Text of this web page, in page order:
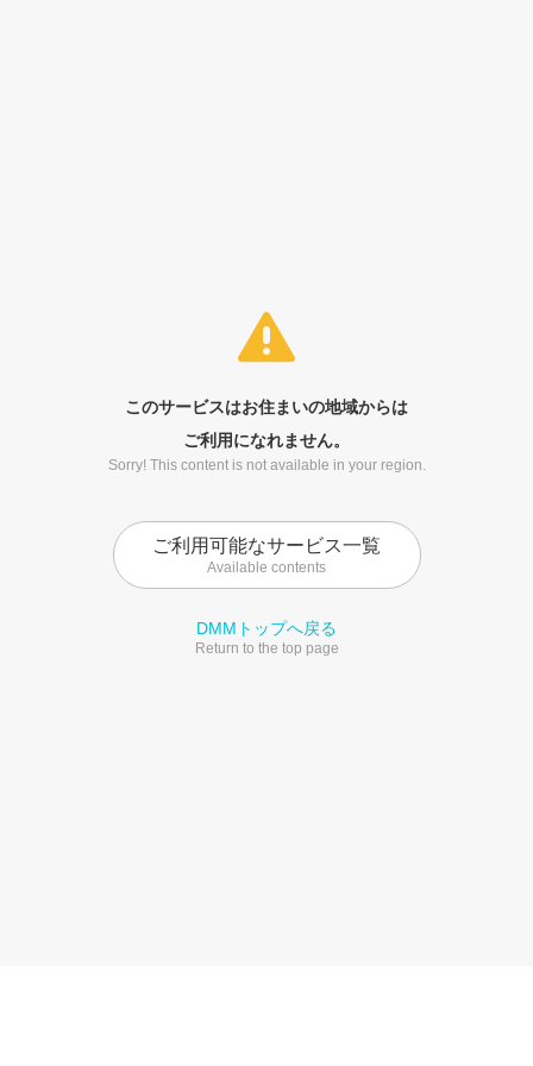
このサービスはお住まいの地域からは
ご利用になれません。
Sorry! This content is not available in your region.
ご利用可能なサービス一覧
Available contents
DMMトップへ戻る
Return to the top page